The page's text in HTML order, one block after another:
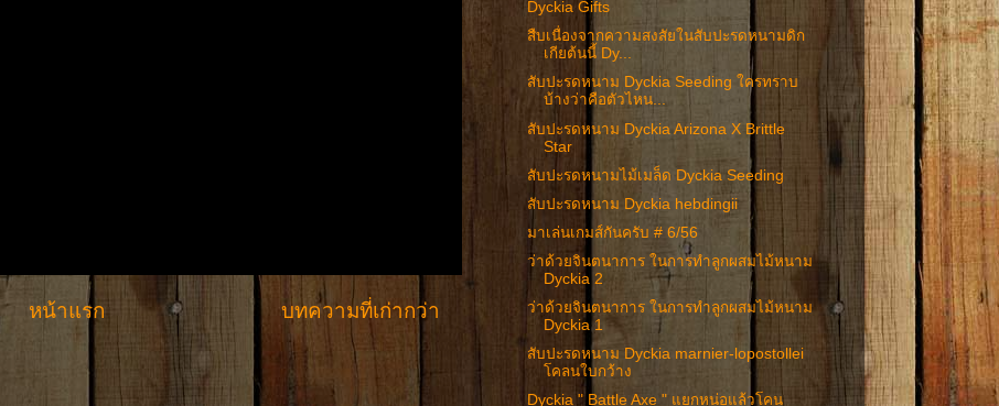
บทความที่เก่ากว่า
หน้าแรก
Dyckia Gifts
สืบเนื่องจากความสงสัยในสับปะรดหนามดิก
เกียต้นนี้ Dy...
สับปะรดหนาม Dyckia Seeding ใครทราบ
บ้างว่าคือตัวไหน...
สับปะรดหนาม Dyckia Arizona X Brittle
Star
สับปะรดหนามไม้เมล็ด Dyckia Seeding
สับปะรดหนาม Dyckia hebdingii
มาเล่นเกมส์กันครับ # 6/56
ว่าด้วยจินตนาการ ในการทำลูกผสมไม้หนาม
Dyckia 2
ว่าด้วยจินตนาการ ในการทำลูกผสมไม้หนาม
Dyckia 1
สับปะรดหนาม Dyckia marnier-lopostollei
โคลนใบกว้าง
Dyckia " Battle Axe " แยกหน่อแล้วโคน